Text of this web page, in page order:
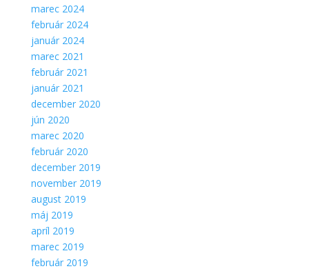
marec 2024
február 2024
január 2024
marec 2021
február 2021
január 2021
december 2020
jún 2020
marec 2020
február 2020
december 2019
november 2019
august 2019
máj 2019
apríl 2019
marec 2019
február 2019